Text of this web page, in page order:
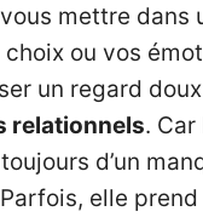
mettre dans
ou vos
un regard
relationnels.
d’un
elle